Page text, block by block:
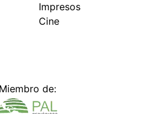
Impresos
Cine
Miembro de: